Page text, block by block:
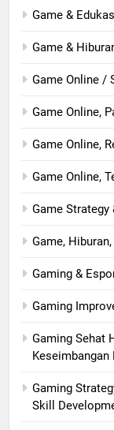
Game &
Game &
Game Online /
Game Online,
Game Online,
Game Online,
Game Strategy
Game,
Gaming &
Gaming
Gaming Sehat
Keseimbangan
Gaming
Skill